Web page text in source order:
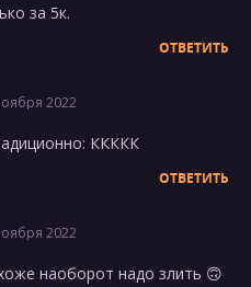
за 5к.
ОТВЕТИТЬ
2022
ККККК
ОТВЕТИТЬ
2022
наоборот надо злить 🙃